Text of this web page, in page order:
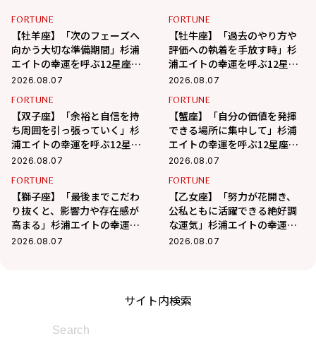
FORTUNE
【牡羊座】「次のフェーズへ
向かう大切な準備期間」杉浦
エイトの幸運を呼ぶ12星座占
い（8/7～9/6）
2026.08.07
FORTUNE
【牡牛座】「過去のやり方や
評価への執着を手放す時」杉
浦エイトの幸運を呼ぶ12星座
占い（8/7～9/6）
2026.08.07
FORTUNE
【双子座】「余裕と自信を持
ち周囲を引っ張っていく」杉
浦エイトの幸運を呼ぶ12星座
占い（8/7～9/6）
2026.08.07
FORTUNE
【蟹座】「自分の価値を発揮
できる場所に集中して」杉浦
エイトの幸運を呼ぶ12星座占
い（7/7～8/6）
2026.08.07
FORTUNE
【獅子座】「最後までこだわ
り抜くと、影響力や存在感が
高まる」杉浦エイトの幸運を
呼ぶ12星座占い（8/7～
2026.08.07
FORTUNE
【乙女座】「努力が花開き、
公私ともに活躍できる絶好調
な運気」杉浦エイトの幸運を
呼ぶ12星座占い（8/7～9/6）
2026.08.07
サイト内検索